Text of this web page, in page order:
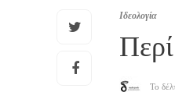
Ιδεολογία
Το